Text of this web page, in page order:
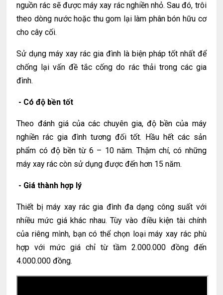
nguồn rác sẽ được máy xay rác nghiền nhỏ. Sau đó, trôi
theo dòng nước hoặc thu gom lại làm phân bón hữu cơ
cho cây cối.
Sử dụng máy xay rác gia đình là biện pháp tốt nhất để
chống lại vấn đề tắc cống do rác thải trong các gia
đình.
- Có độ bền tốt
Theo đánh giá của các chuyên gia, độ bền của máy
nghiền rác gia đình tương đối tốt. Hầu hết các sản
phẩm có độ bền từ 6 – 10 năm. Thậm chí, có những
máy xay rác còn sử dụng được đến hơn 15 năm.
- Giá thành hợp lý
Thiết bị máy xay rác gia đình đa dạng công suất với
nhiều mức giá khác nhau. Tùy vào điều kiện tài chính
của riêng mình, bạn có thể chọn loại máy xay rác phù
hợp với mức giá chỉ từ tầm 2.000.000 đồng đến
4.000.000 đồng.